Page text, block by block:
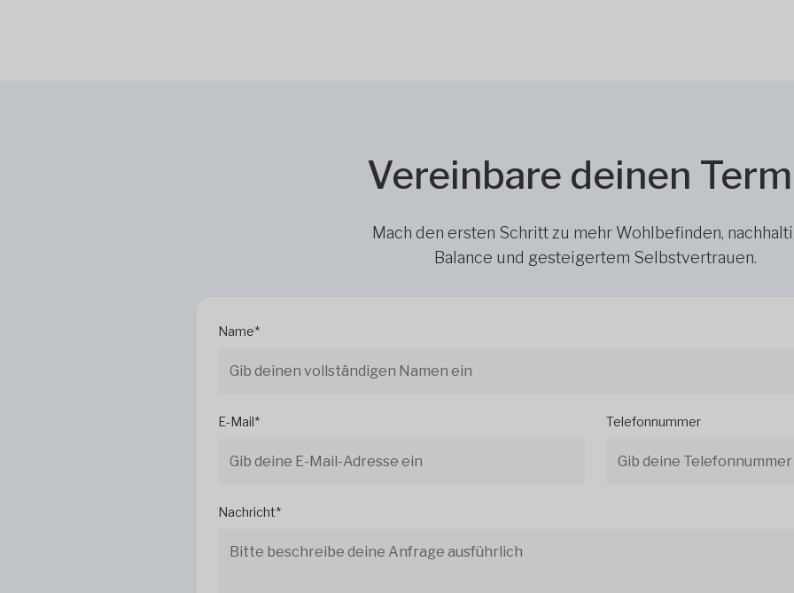
Vereinbare deinen
Mach den ersten Schritt zu mehr Wohlbefinden,
Balance und gesteigertem Selbstvertrauen.
Name*
E-Mail* Telefonnummer
Nachricht*